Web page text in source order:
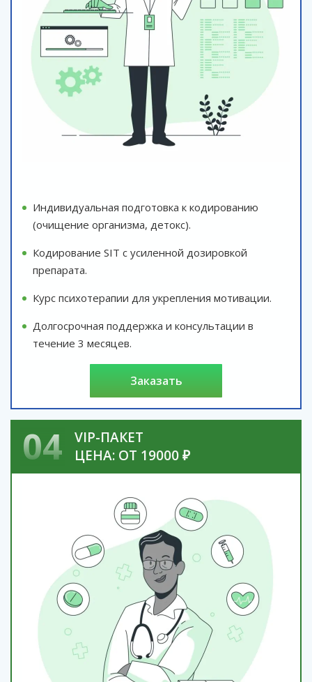
Индивидуальная подготовка к кодированию
(очищение организма, детокс).
Кодирование SIT с усиленной дозировкой
препарата.
Курс психотерапии для укрепления мотивации.
Долгосрочная поддержка и консультации в
течение 3 месяцев.
заказать
04
VIP-ПАКЕТ
ЦЕНА: ОТ 19000 ₽